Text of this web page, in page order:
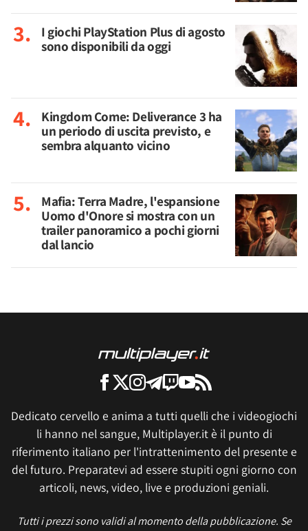
I giochi PlayStation Plus di agosto
sono disponibili da oggi
Kingdom Come: Deliverance 3 ha
un periodo di uscita previsto, e
sembra alquanto vicino
Mafia: Terra Madre, l'espansione
Uomo d'Onore si mostra con un
trailer panoramico a pochi giorni
dal lancio
Dedicato cervello e anima a tutti quelli che i videogiochi
li hanno nel sangue, Multiplayer.it è il punto di
riferimento italiano per l'intrattenimento del presente e
del futuro. Preparatevi ad essere stupiti ogni giorno con
articoli, news, video, live e produzioni geniali.
Tutti i prezzi sono validi al momento della pubblicazione. Se